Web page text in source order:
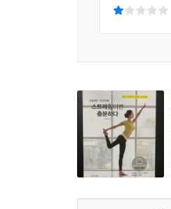
저자의 인기 스트